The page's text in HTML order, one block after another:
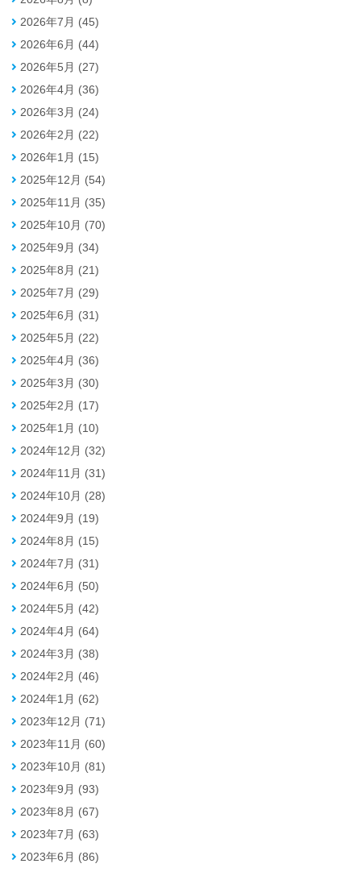
2026年7月 (45)
2026年6月 (44)
2026年5月 (27)
2026年4月 (36)
2026年3月 (24)
2026年2月 (22)
2026年1月 (15)
2025年12月 (54)
2025年11月 (35)
2025年10月 (70)
2025年9月 (34)
2025年8月 (21)
2025年7月 (29)
2025年6月 (31)
2025年5月 (22)
2025年4月 (36)
2025年3月 (30)
2025年2月 (17)
2025年1月 (10)
2024年12月 (32)
2024年11月 (31)
2024年10月 (28)
2024年9月 (19)
2024年8月 (15)
2024年7月 (31)
2024年6月 (50)
2024年5月 (42)
2024年4月 (64)
2024年3月 (38)
2024年2月 (46)
2024年1月 (62)
2023年12月 (71)
2023年11月 (60)
2023年10月 (81)
2023年9月 (93)
2023年8月 (67)
2023年7月 (63)
2023年6月 (86)